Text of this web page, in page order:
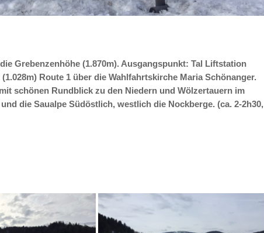
Grebenzenhöhe (1.870m). Ausgangspunkt: Tal Liftstation
Route 1 über die Wahlfahrtskirche Maria Schönanger.
schönen Rundblick zu den Niedern und Wölzertauern im
die Saualpe Südöstlich, westlich die Nockberge. (ca. 2-2h30,